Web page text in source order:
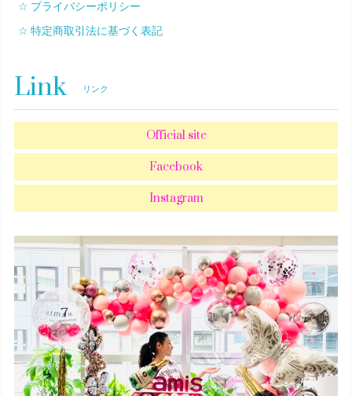
プライバシーポリシー
特定商取引法に基づく表記
Link リンク
Official site
Facebook
Instagram